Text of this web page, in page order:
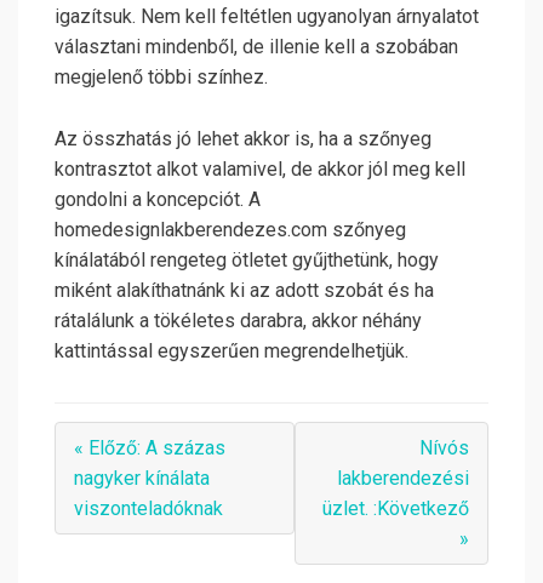
igazítsuk. Nem kell feltétlen ugyanolyan árnyalatot
választani mindenből, de illenie kell a szobában
megjelenő többi színhez.
Az összhatás jó lehet akkor is, ha a szőnyeg
kontrasztot alkot valamivel, de akkor jól meg kell
gondolni a koncepciót. A
homedesignlakberendezes.com szőnyeg
kínálatából rengeteg ötletet gyűjthetünk, hogy
miként alakíthatnánk ki az adott szobát és ha
rátalálunk a tökéletes darabra, akkor néhány
kattintással egyszerűen megrendelhetjük.
« Előző: A százas
nagyker kínálata
viszonteladóknak
Nívós
lakberendezési
üzlet. :Következő
»